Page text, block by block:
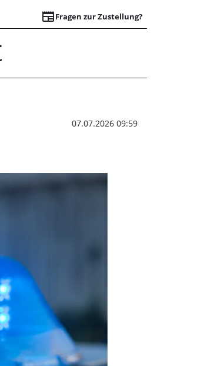
newspaperFragen zur Zustellung?
A2: Verzögerung
07.07.2026 09:59